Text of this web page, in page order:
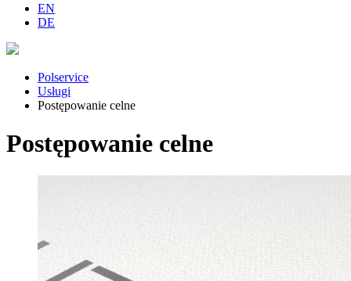
EN
DE
Polservice
Usługi
Postępowanie celne
Postępowanie celne